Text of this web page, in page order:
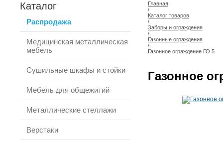
Каталог
Распродажа
Медицинская металлическая
мебель
Сушильные шкафы и стойки
Мебель для общежитий
Металлические стеллажи
Верстаки
Главная
/
Каталог товаров
/
Заборы и ограждения
/
Газонные ограждения
/
Газонное ограждение ГО 5
Газонное